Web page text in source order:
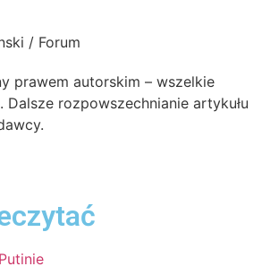
/ Forum
prawem autorskim – wszelkie
Dalsze rozpowszechnianie artykułu